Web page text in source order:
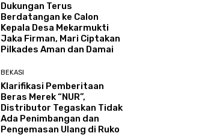
Dukungan Terus
Berdatangan ke Calon
Kepala Desa Mekarmukti
Jaka Firman, Mari Ciptakan
Pilkades Aman dan Damai
BEKASI
Klarifikasi Pemberitaan
Beras Merek “NUR”,
Distributor Tegaskan Tidak
Ada Penimbangan dan
Pengemasan Ulang di Ruko